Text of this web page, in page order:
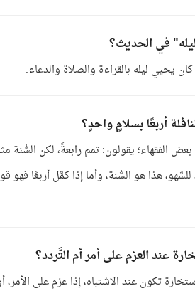
في الحديث؟
كان يحيي ليله بالقراءة والصلاة والدعاء.
أربعًا بسلامٍ واحدٍ؟
الفقهاء؛ يقولون: تمم رابعةً، لكن السُّنة
هذا هو السُّنة، وأما إذا كمَّل أربعًا
عند العزم على أمر أم التَّردد؟
تكون عند الاشتباه، إذا عزم على